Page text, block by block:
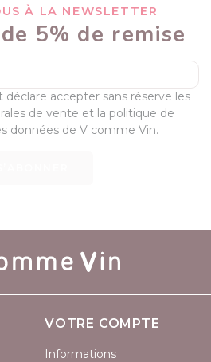
À LA NEWSLETTER
5% de remise
déclare accepter sans réserve les
de vente et la politique de
données de V comme Vin.
VOTRE COMPTE
Informations